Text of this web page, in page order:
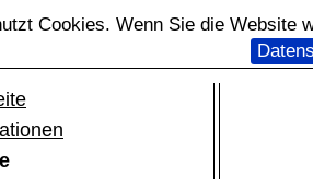
Cookies. Wenn Sie die Website